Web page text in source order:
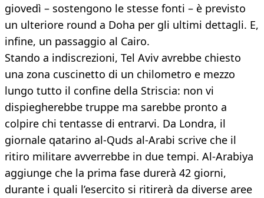
giovedì – sostengono le stesse fonti – è previsto
un ulteriore round a Doha per gli ultimi dettagli. E,
infine, un passaggio al Cairo.
Stando a indiscrezioni, Tel Aviv avrebbe chiesto
una zona cuscinetto di un chilometro e mezzo
lungo tutto il confine della Striscia: non vi
dispiegherebbe truppe ma sarebbe pronto a
colpire chi tentasse di entrarvi. Da Londra, il
giornale qatarino al-Quds al-Arabi scrive che il
ritiro militare avverrebbe in due tempi. Al-Arabiya
aggiunge che la prima fase durerà 42 giorni,
durante i quali l’esercito si ritirerà da diverse aree